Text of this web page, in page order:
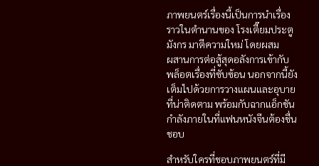
ภาพยนตร์เรื่องนี้เป็นการนำเรื่อง
ราวในตำนานของ โรงเตี๊ยมประตู
มังกร มาตีความใหม่ โดยผสม
ผสานการต่อสู้สุดอลังการเข้ากับ
พล็อตเรื่องที่ซับซ้อน นอกจากนี้ยัง
เต็มไปด้วยการวางแผนและอุบาย
ที่น่าติดตาม พร้อมกับฉากแอ็กชัน
กำลังภายในที่แฟนหนังจีนต้องชื่น
ชอบ
สำหรับใครที่ชอบภาพยนตร์ที่มี